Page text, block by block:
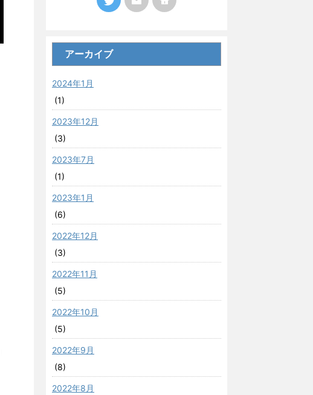
アーカイブ
2024年1月
(1)
2023年12月
(3)
2023年7月
(1)
2023年1月
(6)
2022年12月
(3)
2022年11月
(5)
2022年10月
(5)
2022年9月
(8)
2022年8月